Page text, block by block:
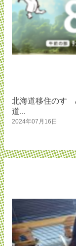
北海道移住のす
道...
2024年07月16日